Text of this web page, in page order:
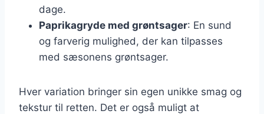
dage.
Paprikagryde med grøntsager: En sund
og farverig mulighed, der kan tilpasses
med sæsonens grøntsager.
Hver variation bringer sin egen unikke smag og
tekstur til retten. Det er også muligt at